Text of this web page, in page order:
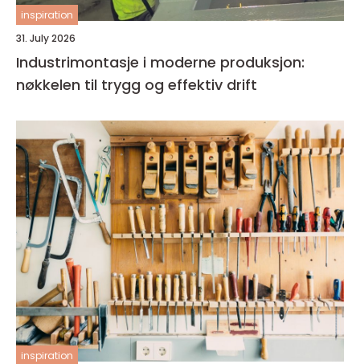
inspiration
31. July 2026
Industrimontasje i moderne produksjon:
nøkkelen til trygg og effektiv drift
inspiration